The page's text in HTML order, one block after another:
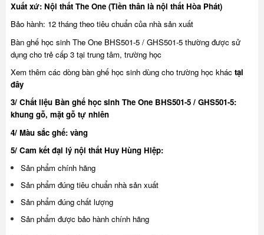
Xuất xứ: Nội thất The One (Tiền thân là nội thất Hòa Phát)
Bảo hành: 12 tháng theo tiêu chuẩn của nhà sản xuất
Bàn ghế học sinh The One BHS501-5 / GHS501-5 thường được sử
dụng cho trẻ cấp 3 tại trung tâm, trường học
Xem thêm các dòng bàn ghế học sinh dùng cho trường học khác tại
đây
3/ Chất liệu Bàn ghế học sinh The One BHS501-5 / GHS501-5:
khung gỗ, mặt gỗ tự nhiên
4/ Màu sắc ghế: vàng
5/ Cam kết đại lý nội thất Huy Hùng Hiệp:
Sản phẩm chính hãng
Sản phẩm đúng tiêu chuẩn nhà sản xuất
Sản phẩm đúng chất lượng
Sản phẩm được bảo hành chính hãng